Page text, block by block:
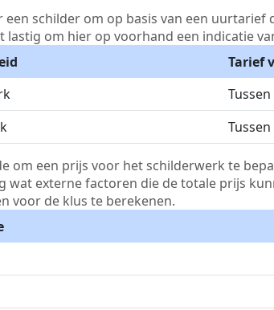
een schilder om op basis van een uurtarief
lastig om hier op voorhand een indicatie
Tarief
om een prijs voor het schilderwerk te
wat externe factoren die de totale prijs
voor de klus te berekenen.